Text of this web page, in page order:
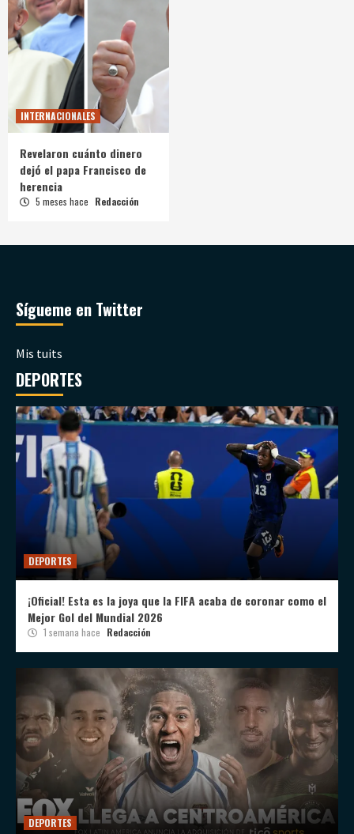
INTERNACIONALES
Revelaron cuánto dinero
dejó el papa Francisco de
herencia
5 meses hace Redacción
Sígueme en Twitter
Mis tuits
DEPORTES
DEPORTES
¡Oficial! Esta es la joya que la FIFA acaba de coronar como el
Mejor Gol del Mundial 2026
1 semana hace Redacción
DEPORTES